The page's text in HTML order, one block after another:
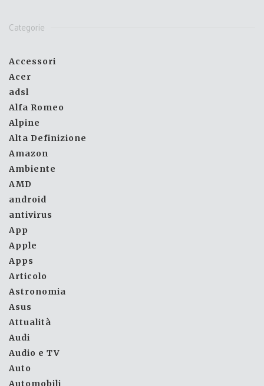
Categorie
Accessori
Acer
adsl
Alfa Romeo
Alpine
Alta Definizione
Amazon
Ambiente
AMD
android
antivirus
App
Apple
Apps
Articolo
Astronomia
Asus
Attualità
Audi
Audio e TV
Auto
Automobili